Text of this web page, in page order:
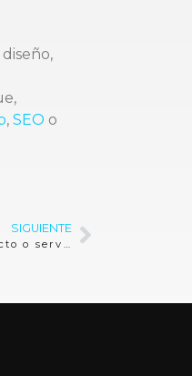
, SEO o
SIGUIENTE